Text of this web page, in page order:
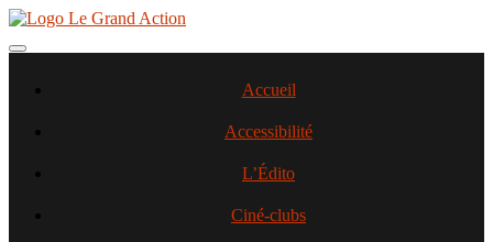
Aller
contenu
Toggle navigation
Accueil
Accessibilité
L’Édito
Ciné-clubs